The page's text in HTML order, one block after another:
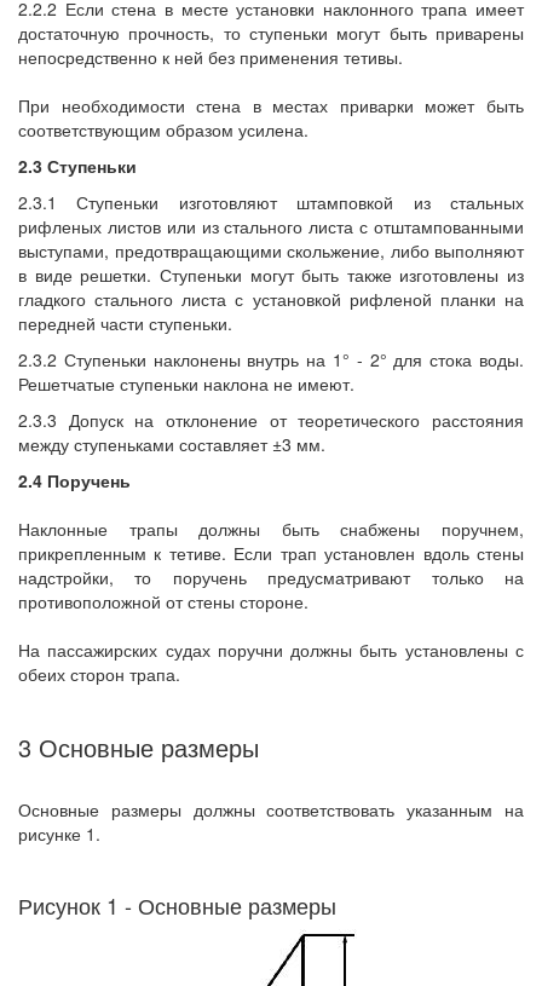
2.2.2 Если стена в месте установки наклонного трапа имеет
достаточную прочность, то ступеньки могут быть приварены
непосредственно к ней без применения тетивы.
При необходимости стена в местах приварки может быть
соответствующим образом усилена.
2.3 Ступеньки
2.3.1 Ступеньки изготовляют штамповкой из стальных
рифленых листов или из стального листа с отштампованными
выступами, предотвращающими скольжение, либо выполняют
в виде решетки. Ступеньки могут быть также изготовлены из
гладкого стального листа с установкой рифленой планки на
передней части ступеньки.
2.3.2 Ступеньки наклонены внутрь на 1° - 2° для стока воды.
Решетчатые ступеньки наклона не имеют.
2.3.3 Допуск на отклонение от теоретического расстояния
между ступеньками составляет ±3 мм.
2.4 Поручень
Наклонные трапы должны быть снабжены поручнем,
прикрепленным к тетиве. Если трап установлен вдоль стены
надстройки, то поручень предусматривают только на
противоположной от стены стороне.
На пассажирских судах поручни должны быть установлены с
обеих сторон трапа.
3 Основные размеры
Основные размеры должны соответствовать указанным на
рисунке 1.
Рисунок 1 - Основные размеры